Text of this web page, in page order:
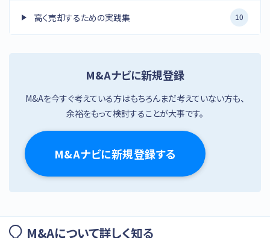
高く売却するための実践集 10
M&Aナビに新規登録
M&Aを今すぐ考えている方はもちろんまだ考えていない方も、
余裕をもって検討することが大事です。
M&Aナビに新規登録する
M&Aについて詳しく知る